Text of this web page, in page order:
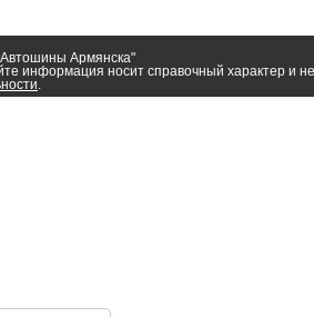
Армянска"
информация носит справочный характер и
.